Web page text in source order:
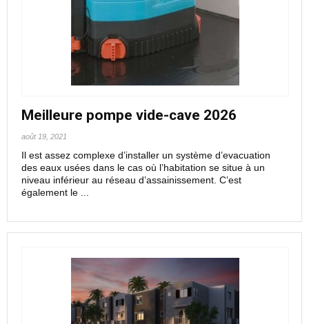
Meilleure pompe vide-cave 2026
août 19, 2021
Il est assez complexe d’installer un système d’evacuation
des eaux usées dans le cas où l’habitation se situe à un
niveau inférieur au réseau d’assainissement. C’est
également le ...